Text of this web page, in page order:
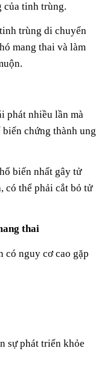
của tinh trùng.
trùng di chuyển
mang thai và làm
phát nhiều lần mà
chứng thành ung
biến nhất gây tử
có thể phải cắt bỏ tử
thai
có nguy cơ cao gặp
sự phát triển khỏe